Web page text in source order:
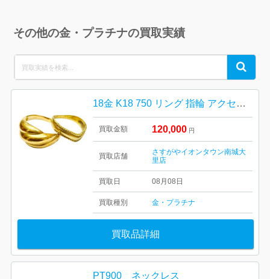
その他の金・プラチナの買取実績
for:
Search
18金 K18 750 リング 指輪 アクセサリー
買取金額 120,000 円
買取店舗
さすがやイオンタウン南城大
里店
買取日 08月08日
買取種別 金・プラチナ
買取品詳細
PT900 ネックレス